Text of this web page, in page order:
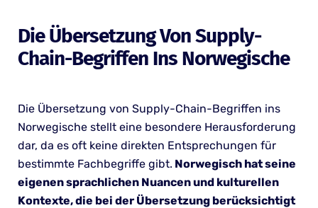
Die Übersetzung Von Supply-
Chain-Begriffen Ins Norwegische
Die Übersetzung von Supply-Chain-Begriffen ins
Norwegische stellt eine besondere Herausforderung
dar, da es oft keine direkten Entsprechungen für
bestimmte Fachbegriffe gibt. Norwegisch hat seine
eigenen sprachlichen Nuancen und kulturellen
Kontexte, die bei der Übersetzung berücksichtigt